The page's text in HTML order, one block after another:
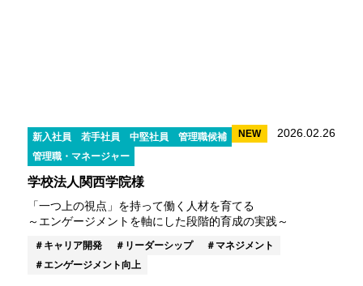
新入社員 若手社員 中堅社員
管理職候補
管理職・マネージャー
NEW 2026.02.26
学校法人関西学院様
「一つ上の視点」を持って働く人材を育てる
～エンゲージメントを軸にした段階的育成の実践～
キャリア開発 リーダーシップ
マネジメント
エンゲージメント向上